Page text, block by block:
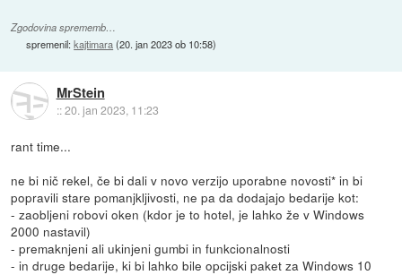
Zgodovina sprememb…
spremenil:kajtimara(20. jan 2023 ob 10:58)
MrStein
::20. jan 2023, 11:23
rant time...
ne bi nič rekel, če bi dali v novo verzijo uporabne novosti* in bi
popravili stare pomanjkljivosti, ne pa da dodajajo bedarije kot:
- zaobljeni robovi oken (kdor je to hotel, je lahko že v Windows
2000 nastavil)
- premaknjeni ali ukinjeni gumbi in funkcionalnosti
- in druge bedarije, ki bi lahko bile opcijski paket za Windows 10